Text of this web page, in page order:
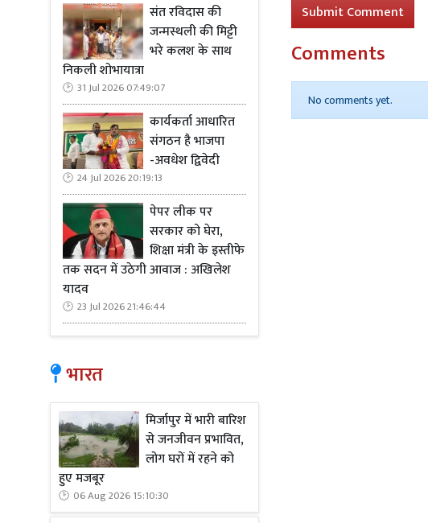
संत रविदास की
जन्मस्थली की मिट्टी
भरे कलश के साथ
निकली शोभायात्रा
31 Jul 2026 07:49:07
कार्यकर्ता आधारित
संगठन है भाजपा
-अवधेश द्विवेदी
24 Jul 2026 20:19:13
पेपर लीक पर
सरकार को घेरा,
शिक्षा मंत्री के इस्तीफे
तक सदन में उठेगी आवाज : अखिलेश
यादव
23 Jul 2026 21:46:44
भारत
मिर्जापुर में भारी बारिश
से जनजीवन प्रभावित,
लोग घरों में रहने को
हुए मजबूर
06 Aug 2026 15:10:30
Submit Comment
Comments
No comments yet.